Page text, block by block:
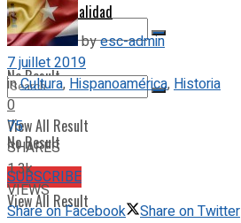
No Result
View All Result
SUBSCRIBE
Nacionalidad
No Result
View All Result
byesc-admin
7 juillet 2019
inCultura,Hispanoamérica,Historia
0
75
SHARES
1.3k
VIEWS
Share on Facebook
Share on Twitter